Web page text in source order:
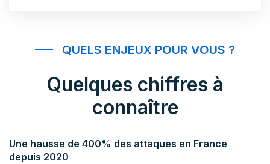
QUELS ENJEUX POUR VOUS ?
Quelques chiffres à
connaître
Une hausse de 400% des attaques en France
depuis 2020